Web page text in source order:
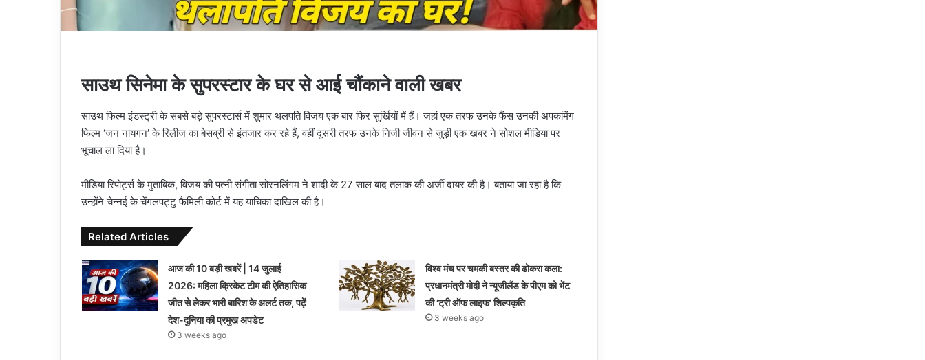
साउथ सिनेमा के सुपरस्टार के घर से आई चौंकाने वाली खबर
साउथ फिल्म इंडस्ट्री के सबसे बड़े सुपरस्टार्स में शुमार थलपति विजय एक बार फिर सुर्खियों में हैं। जहां एक तरफ उनके फैंस उनकी अपकमिंग
फिल्म ‘जन नायगन’के रिलीज का बेसब्री से इंतजार कर रहे हैं, वहीं दूसरी तरफ उनके निजी जीवन से जुड़ी एक खबर ने सोशल मीडिया पर
भूचाल ला दिया है।
मीडिया रिपोर्ट्स के मुताबिक, विजय की पत्नी संगीता सोरनलिंगम ने शादी के 27 साल बाद तलाक की अर्जी दायर की है। बताया जा रहा है कि
उन्होंने चेन्नई के चेंगलपट्टु फैमिली कोर्ट में यह याचिका दाखिल की है।
Related Articles
आज की 10 बड़ी खबरें | 14 जुलाई
2026: महिला क्रिकेट टीम की ऐतिहासिक
जीत से लेकर भारी बारिश के अलर्ट तक, पढ़ें
देश-दुनिया की प्रमुख अपडेट
3 weeks ago
विश्व मंच पर चमकी बस्तर की ढोकरा कला:
प्रधानमंत्री मोदी ने न्यूजीलैंड के पीएम को भेंट
की ‘ट्री ऑफ लाइफ’ शिल्पकृति
3 weeks ago